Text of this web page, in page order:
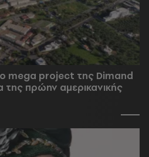
mega project της Dimand
της πρώην αμερικανικής